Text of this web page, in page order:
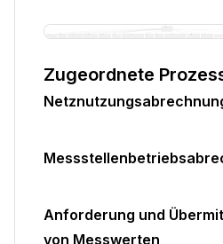
Zugeordnete
Anforderung und
von Messwerten